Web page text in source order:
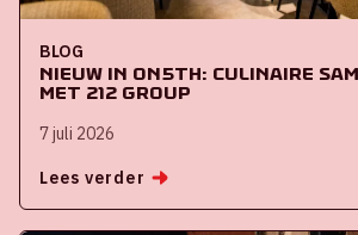
BLOG
Nieuw in ON5th: culinaire
met 212 Group
7 juli 2026
Lees verder